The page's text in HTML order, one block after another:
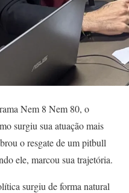
Nem 8 Nem 80, o
surgiu sua atuação mais
o resgate de um pitbull
ele, marcou sua trajetória.
surgiu de forma natural